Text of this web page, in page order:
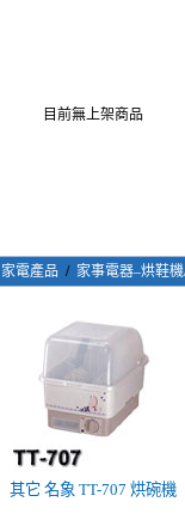
目前無上架商品
家電產品 / 家事電器–烘鞋
其它 名象 TT-707 烘碗機